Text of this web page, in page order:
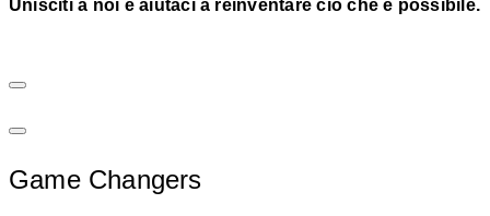
Unisciti a noi e aiutaci a reinventare ciò che è possibile.
Game Changers